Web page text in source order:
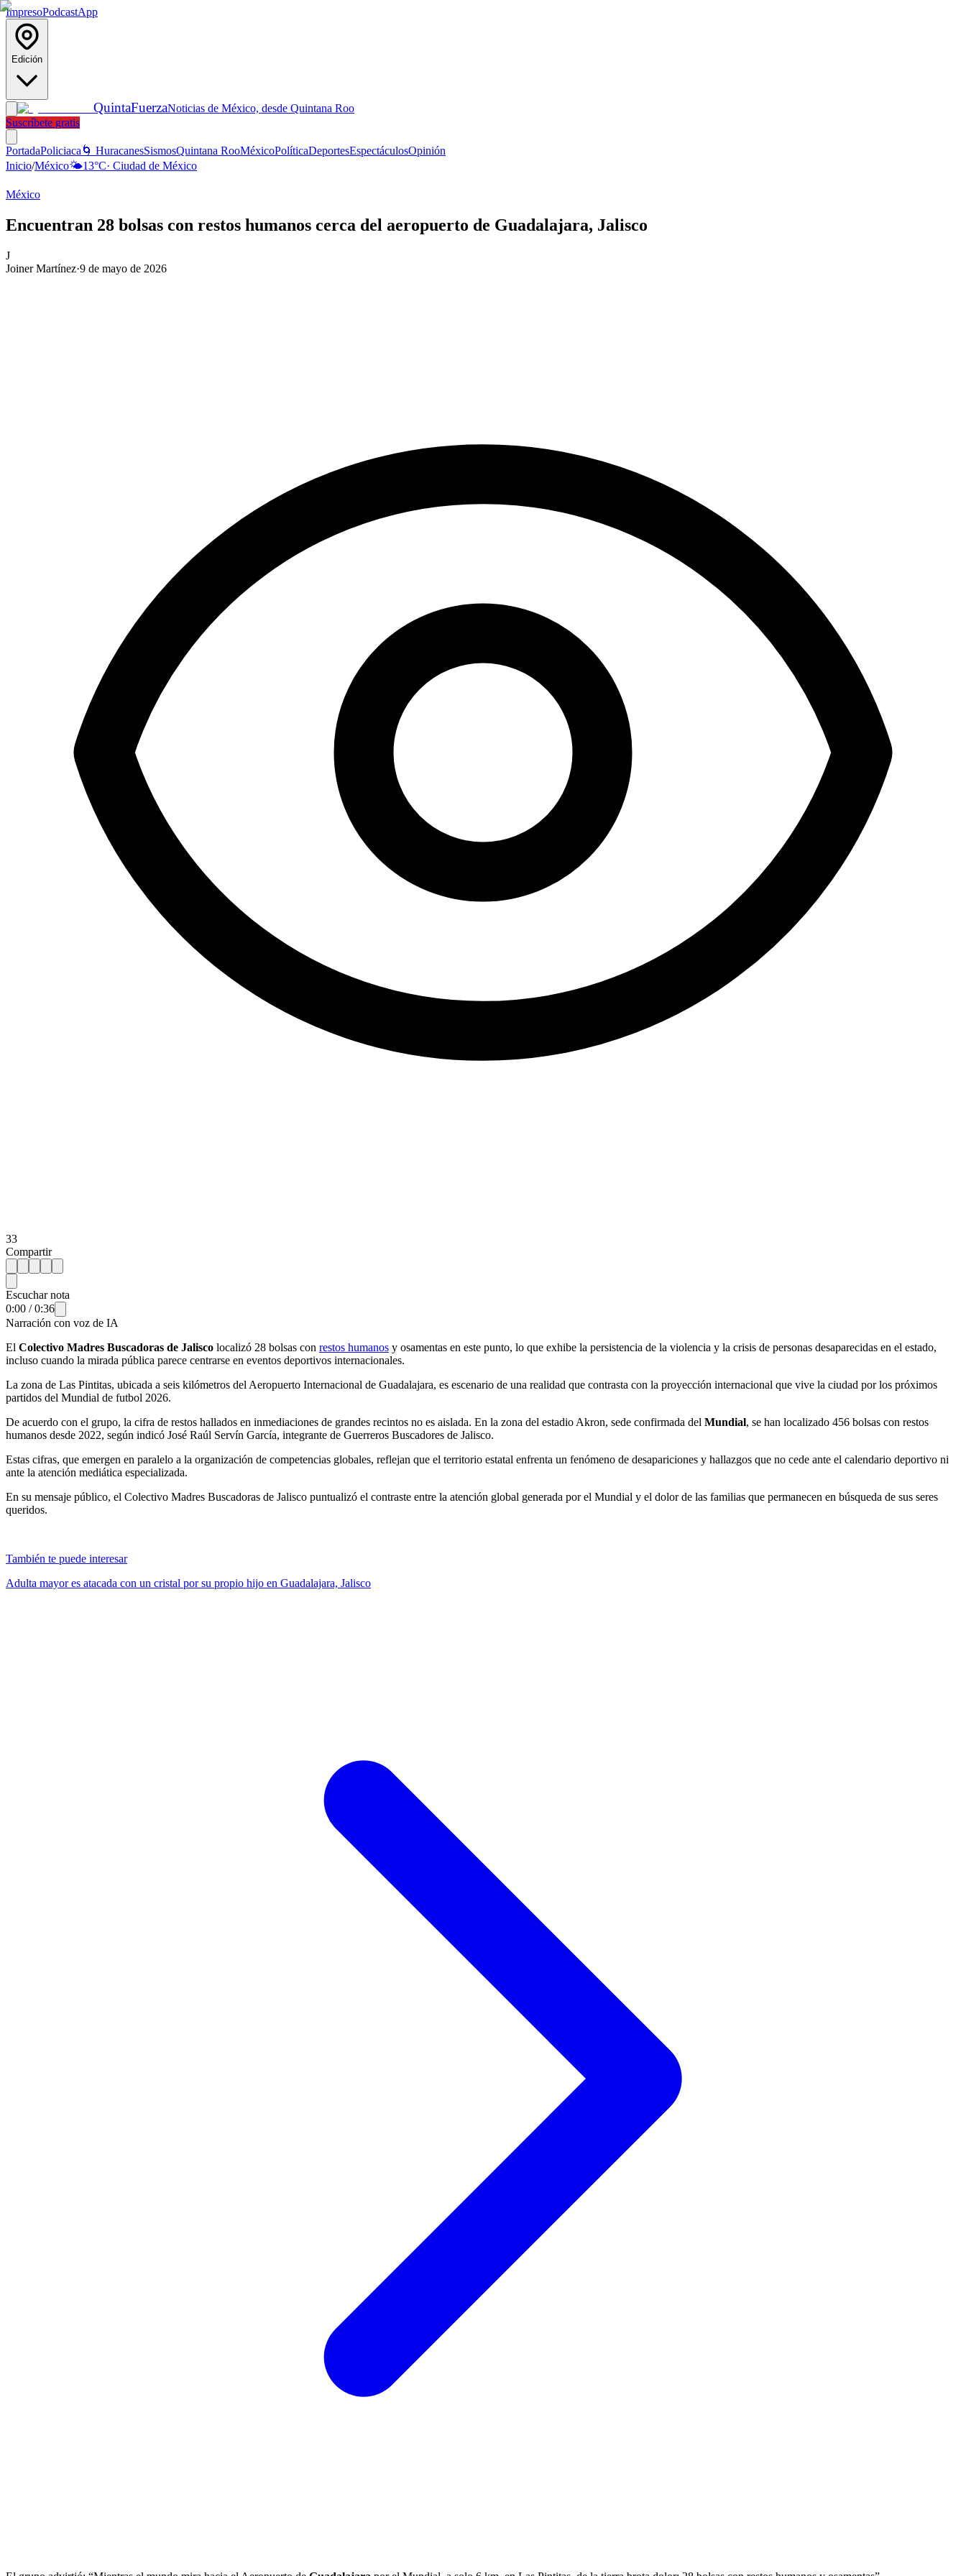
ImpresoPodcastApp
Edición
QuintaFuerzaNoticias de México, desde Quintana Roo
Suscríbete gratis
PortadaPoliciaca 🌀 HuracanesSismosQuintana RooMéxicoPolíticaDeportesEspectáculosOpinión
Inicio/México🌤️13°C· Ciudad de México
México
Encuentran 28 bolsas con restos humanos cerca del aeropuerto de Guadalajara, Jalisco
J
Joiner Martínez·9 de mayo de 2026
33
Compartir
Escuchar nota
0:00 /0:36
Narración con voz de IA
El Colectivo Madres Buscadoras de Jalisco localizó 28 bolsas con restos humanos y osamentas en este punto, lo que exhibe la persistencia de la violencia y la crisis de personas desaparecidas en el estado,
incluso cuando la mirada pública parece centrarse en eventos deportivos internacionales.
La zona de Las Pintitas, ubicada a seis kilómetros del Aeropuerto Internacional de Guadalajara, es escenario de una realidad que contrasta con la proyección internacional que vive la ciudad por los próximos
partidos del Mundial de futbol 2026.
De acuerdo con el grupo, la cifra de restos hallados en inmediaciones de grandes recintos no es aislada. En la zona del estadio Akron, sede confirmada del Mundial, se han localizado 456 bolsas con restos
humanos desde 2022, según indicó José Raúl Servín García, integrante de Guerreros Buscadores de Jalisco.
Estas cifras, que emergen en paralelo a la organización de competencias globales, reflejan que el territorio estatal enfrenta un fenómeno de desapariciones y hallazgos que no cede ante el calendario deportivo ni
ante la atención mediática especializada.
En su mensaje público, el Colectivo Madres Buscadoras de Jalisco puntualizó el contraste entre la atención global generada por el Mundial y el dolor de las familias que permanecen en búsqueda de sus seres
queridos.
También te puede interesar
Adulta mayor es atacada con un cristal por su propio hijo en Guadalajara, Jalisco